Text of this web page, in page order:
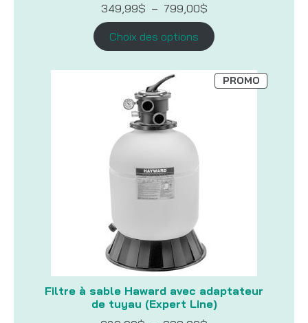
349,99$ – 799,00$Plage
prix :
349,99$
à
Choix des options
Filtre à sable Haward avec adaptateur
de tuyau (Expert Line)
PROMOPRODUIT
EN